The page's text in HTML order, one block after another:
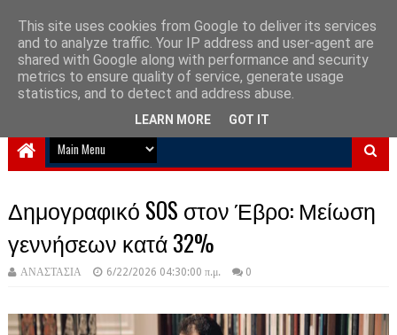
NewPlanet09
Ειδήσεις νέα από την Ελλάδα και τον κόσμο
Δημογραφικό SOS στον Έβρο: Μείωση
γεννήσεων κατά 32%
ΑΝΑΣΤΑΣΙΑ 6/22/2026 04:30:00 π.μ. 0
This site uses cookies from Google to deliver its services
and to analyze traffic. Your IP address and user-agent are
shared with Google along with performance and security
metrics to ensure quality of service, generate usage
statistics, and to detect and address abuse.
LEARN MORE GOT IT